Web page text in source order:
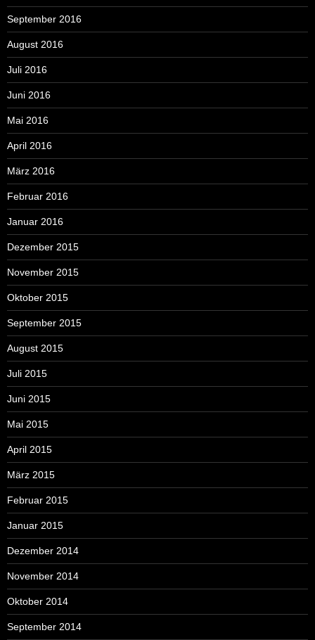
September 2016
August 2016
Juli 2016
Juni 2016
Mai 2016
April 2016
März 2016
Februar 2016
Januar 2016
Dezember 2015
November 2015
Oktober 2015
September 2015
August 2015
Juli 2015
Juni 2015
Mai 2015
April 2015
März 2015
Februar 2015
Januar 2015
Dezember 2014
November 2014
Oktober 2014
September 2014